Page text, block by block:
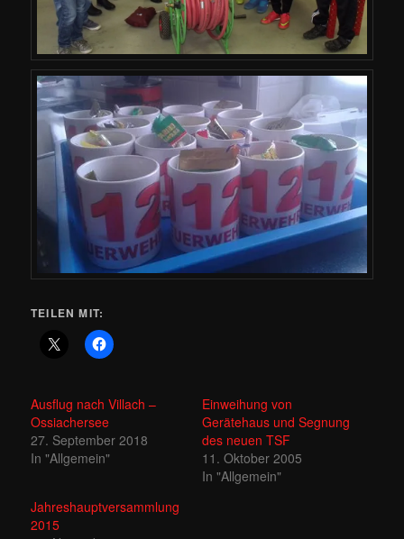
TEILEN MIT:
Ausflug nach Villach –
Ossiachersee
27. September 2018
In "Allgemein"
Einweihung von
Gerätehaus und Segnung
des neuen TSF
11. Oktober 2005
In "Allgemein"
Jahreshauptversammlung
2015